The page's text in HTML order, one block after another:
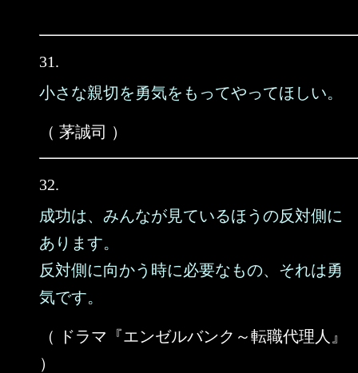
31.
小さな親切を勇気をもってやってほしい。
（ 茅誠司 ）
32.
成功は、みんなが見ているほうの反対側に
あります。
反対側に向かう時に必要なもの、それは勇
気です。
（ ドラマ『エンゼルバンク～転職代理人』
）